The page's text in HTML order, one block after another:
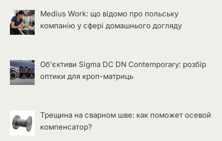
Medius Work: що відомо про польську
компанію у сфері домашнього догляду
Об’єктиви Sigma DC DN Contemporary: розбір
оптики для кроп-матриць
Трещина на сварном шве: как поможет осевой
компенсатор?